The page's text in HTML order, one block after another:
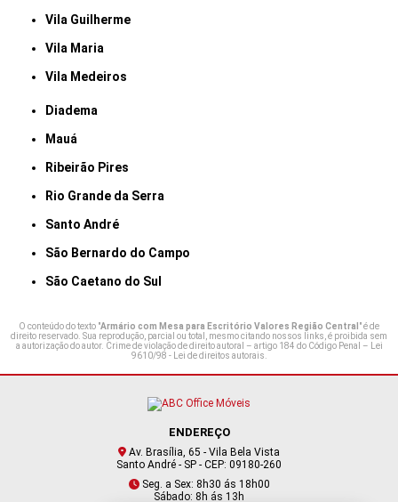
Vila Guilherme
Vila Maria
Vila Medeiros
Diadema
Mauá
Ribeirão Pires
Rio Grande da Serra
Santo André
São Bernardo do Campo
São Caetano do Sul
O conteúdo do texto "Armário com Mesa para Escritório Valores Região Central " é de
direito reservado. Sua reprodução, parcial ou total, mesmo citando nossos links, é proibida sem
a autorização do autor. Crime de violação de direito autoral – artigo 184 do Código Penal – Lei
9610/98 - Lei de direitos autorais.
ENDEREÇO
Av. Brasília, 65 - Vila Bela Vista
Santo André - SP - CEP: 09180-260
Seg. a Sex: 8h30 ás 18h00
Sábado: 8h ás 13h